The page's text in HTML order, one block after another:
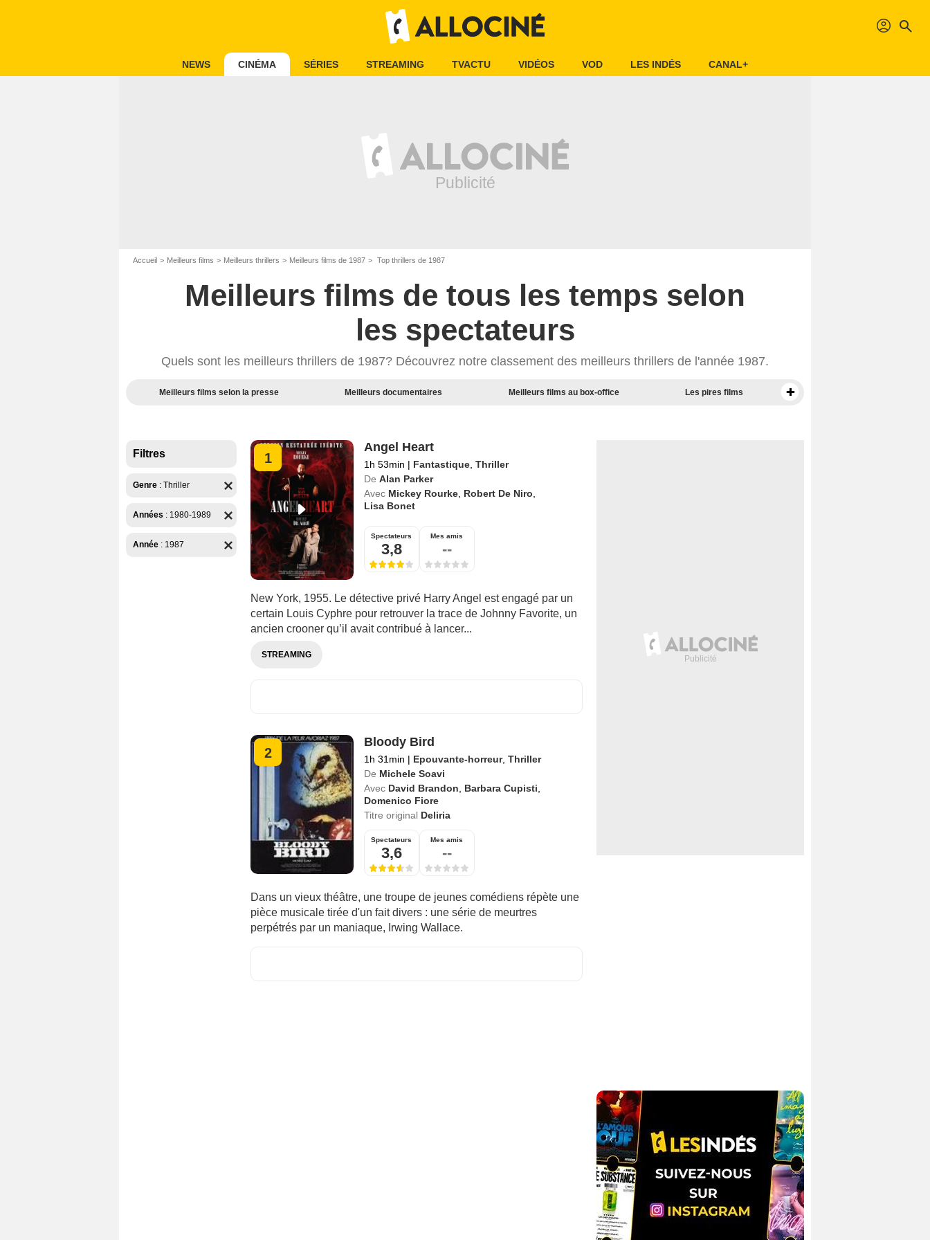
profil search
NEWS CINÉMA SÉRIES STREAMING TVACTU VIDÉOS VOD LES INDÉS CANAL+
Accueil Meilleurs films Meilleurs thrillers Meilleurs films de 1987 Top thrillers de 1987
Meilleurs films de tous les temps selon
les spectateurs
Quels sont les meilleurs thrillers de 1987? Découvrez notre classement des meilleurs thrillers de l'année 1987.
Meilleurs films selon la presse Meilleurs documentaires Meilleurs films au box-office Les pires films
Filtres
Genre : Thriller
Années : 1980-1989
Année : 1987
1
Angel Heart
1h 53min | Fantastique, Thriller
De Alan Parker
Avec Mickey Rourke, Robert De Niro
Lisa Bonet
Spectateurs
3,8
Mes amis
--
New York, 1955. Le détective privé Harry Angel est engagé par un
certain Louis Cyphre pour retrouver la trace de Johnny Favorite, un
ancien crooner qu’il avait contribué à lancer...
STREAMING
2
Bloody Bird
1h 31min | Epouvante-horreur, Thriller
De Michele Soavi
Avec David Brandon Barbara Cupisti
Domenico Fiore
Titre original Deliria
Spectateurs
3,6
Mes amis
--
Dans un vieux théâtre, une troupe de jeunes comédiens répète une
pièce musicale tirée d'un fait divers : une série de meurtres
perpétrés par un maniaque, Irwing Wallace.